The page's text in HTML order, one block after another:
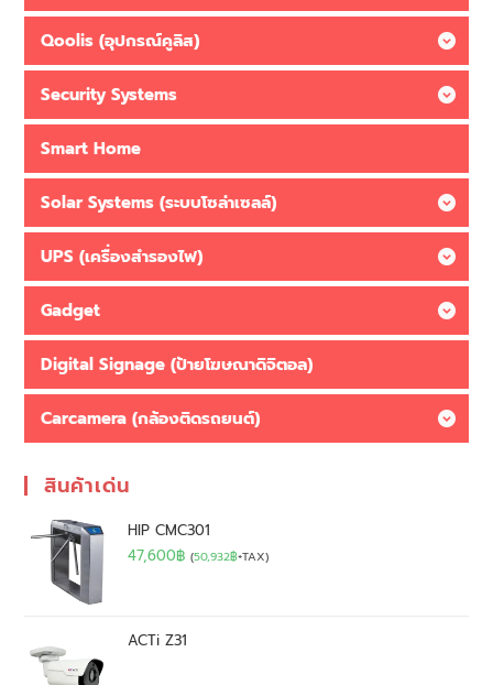
Qoolis (อุปกรณ์คูลิส)
Security Systems
Smart Home
Solar Systems (ระบบโซล่าเซลล์)
UPS (เครื่องสำรองไฟ)
Gadget
Digital Signage (ป้ายโฆษณาดิจิตอล)
Carcamera (กล้องติดรถยนต์)
สินค้าเด่น
HIP CMC301
47,600฿ (50,932฿+TAX)
ACTi Z31